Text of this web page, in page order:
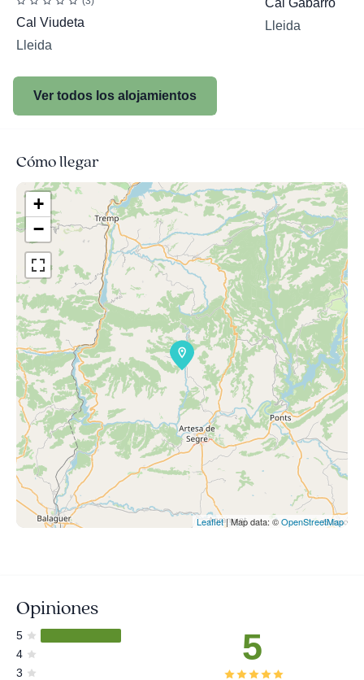
Cal Viudeta
Lleida
Cal Gabarró
Lleida
Ver todos los alojamientos
Cómo llegar
+
−
Leaflet| Map data: ©OpenStreetMap
Opiniones
5
4
3
5